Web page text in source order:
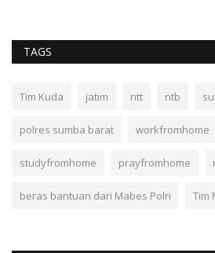
TAGS
Tim Kuda jatim ntt ntb
polres sumba barat workfromhome
studyfromhome prayfromhome
beras bantuan dari Mabes Polri Tim